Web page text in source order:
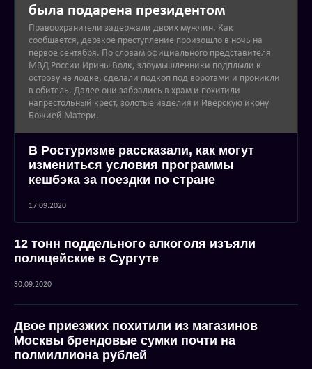
была подарена президентом
Правоохранители задержали двоих мужчин. Как
сообщается, дерзкое преступление произошло в ночь на
первое сентября. По словам официального представителя
МВД России Ирины Волк, злоумышленники подплыли к
острову на лодке, сделали подкоп под воротами и проникли
в обитель. Далее они забрались в храм и похитили
напрестольный крест, золотые изделия и Иверскую икону
Божией Матери.
В Ростуризме рассказали, как могут
измениться условия программы
кешбэка за поездки по стране
17.09.2020
12 тонн поддельного алкоголя изъяли
полицейские в Сургуте
30.09.2020
Двое приезжих похитили из магазинов
Москвы брендовые сумки почти на
полмиллиона рублей